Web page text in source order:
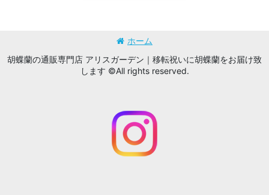
ホーム
胡蝶蘭の通販専門店 アリスガーデン｜移転祝いに胡蝶蘭をお届け致
します ©All rights reserved.